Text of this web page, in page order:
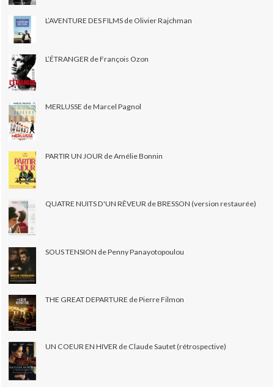
L’AVENTURE DES FILMS de Olivier Rajchman
L’ÉTRANGER de François Ozon
MERLUSSE de Marcel Pagnol
PARTIR UN JOUR de Amélie Bonnin
QUATRE NUITS D'UN RÊVEUR de BRESSON (version restaurée)
SOUS TENSION de Penny Panayotopoulou
THE GREAT DEPARTURE de Pierre Filmon
UN COEUR EN HIVER de Claude Sautet (rétrospective)